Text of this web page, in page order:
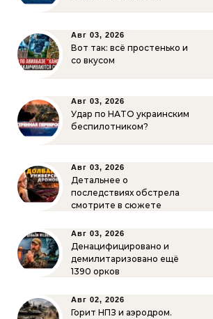
Авг 03, 2026
Вот так: всё простенько и
со вкусом
Авг 03, 2026
Удар по НАТО украинским
беспилотником?
Авг 03, 2026
Детальнее о
последствиях обстрела
смотрите в сюжете
Авг 03, 2026
Денацифицировано и
демилитаризовано ещё
1390 орков
Авг 02, 2026
Горит НПЗ и аэродром.